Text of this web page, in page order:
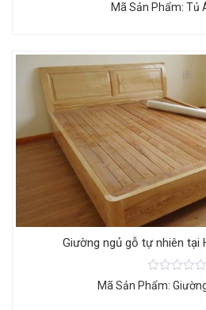
Mã Sản Phẩm: Tủ
Giường ngủ gỗ tự nhiên tại
Mã Sản Phẩm: